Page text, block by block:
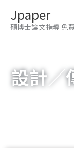
Jpaper
碩博士論文指導 免
設計／